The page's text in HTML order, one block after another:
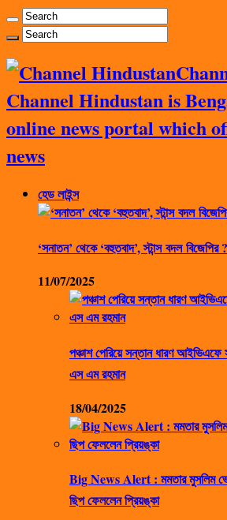
Channel Hindustan is
online news portal which
news
হেড লাইন্স
‘সনাতন’ থেকে ‘বহুতবাদ’, স্টান্স বদল বিজেপির ?
11/07/2025
পঞ্চাশ পেরিয়ে সন্তান ধারণ
এস এম রহমান
18/04/2025
Big News Alert : মমতার মুসলিম
ছিপ ফেললেন প্রিয়ঙ্কা